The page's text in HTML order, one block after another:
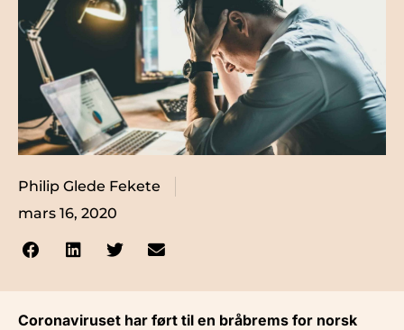
Philip Glede Fekete
mars 16, 2020
Coronaviruset har ført til en bråbrems for norsk